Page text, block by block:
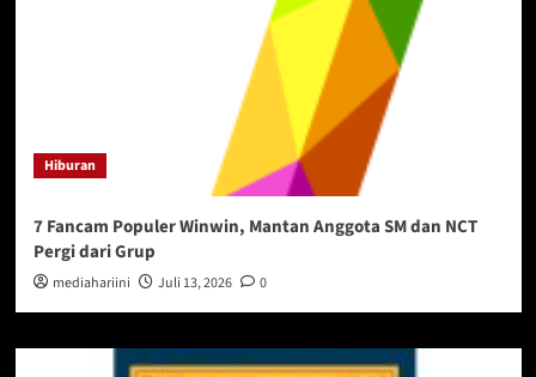
Hiburan
7 Fancam Populer Winwin, Mantan Anggota SM dan NCT
Pergi dari Grup
mediahariini Juli 13, 2026 0